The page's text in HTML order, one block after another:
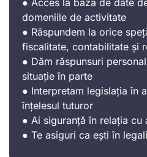
domeniile de activitate
● Răspundem la orice
fiscalitate, contabilitate și
● Dăm răspunsuri
situație în parte
● Interpretam legislația în
înțelesul tuturor
● Ai siguranță în relația cu
● Te asiguri ca ești în